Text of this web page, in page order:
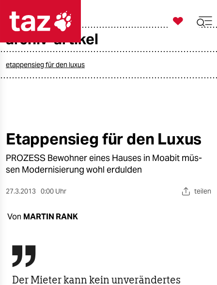
taz zahl ich
öko
gesellschaft
kultur
sport
berlin
wahrheit

taz zahl ich
archiv-artikel
etappensieg für den luxus
Etappensieg für den Luxus
PROZESS Bewohner eines Hauses in Moabit müs-
sen Modernisierung wohl erdulden
27.3.2013 0:00 Uhr teilen
Von MARTIN RANK

Der Mieter kann kein unverändertes